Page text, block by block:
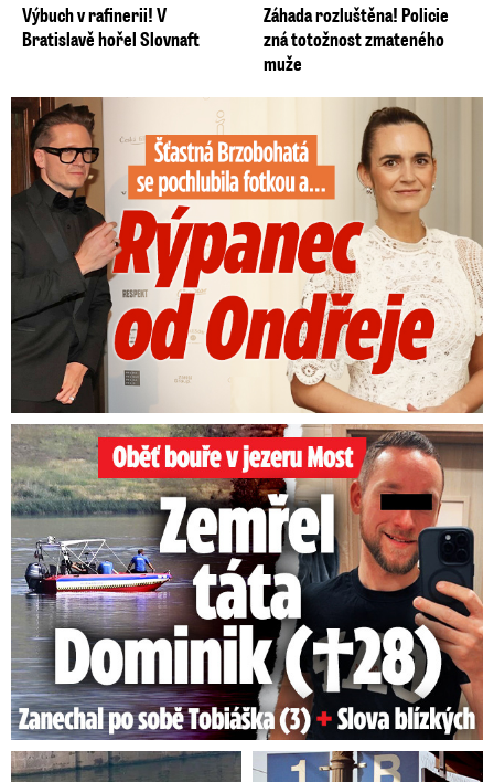
Výbuch v rafinerii! V
Bratislavě hořel Slovnaft
Záhada rozluštěna! Policie
zná totožnost zmateného
muže
Šťastná Brzobohatá se pochlubila fotkou: Rýpanec od Ondřeje
Oběť bouře v jezeru Most: Zemřel táta Dominik (†28)